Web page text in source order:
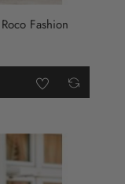
Fashion